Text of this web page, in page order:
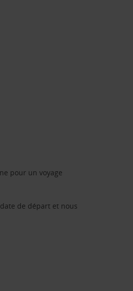
pour un voyage
de départ et nous